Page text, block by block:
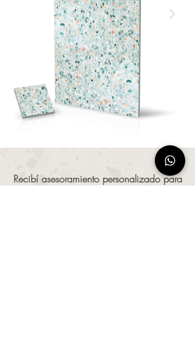
Recibí asesoramiento personalizado para